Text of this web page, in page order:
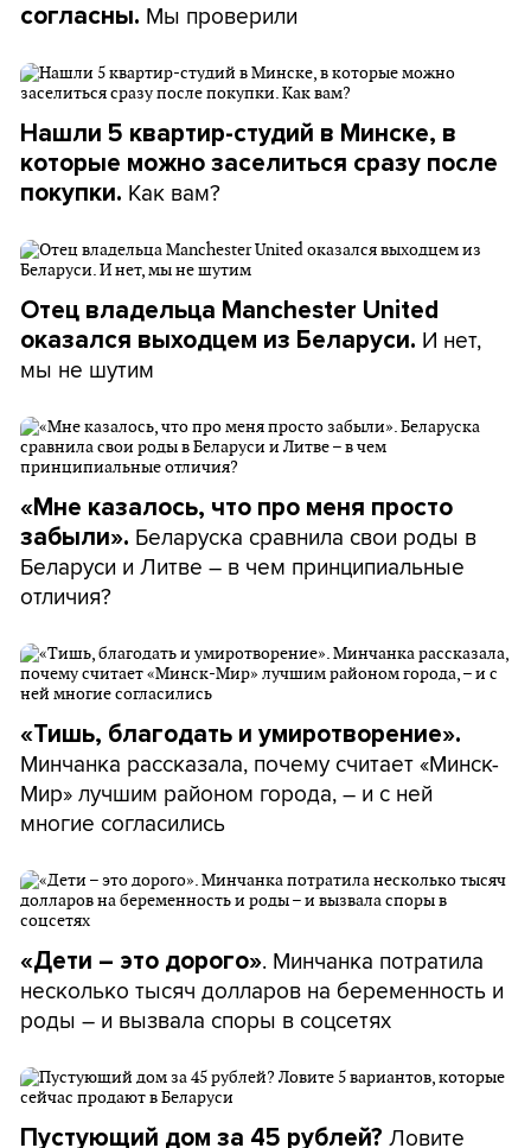
согласны. Мы проверили
Нашли 5 квартир-студий в Минске, в
которые можно заселиться сразу после
покупки. Как вам?
Отец владельца Manchester United
оказался выходцем из Беларуси. И нет,
мы не шутим
«Мне казалось, что про меня просто
забыли». Беларуска сравнила свои роды в
Беларуси и Литве – в чем принципиальные
отличия?
«Тишь, благодать и умиротворение».
Минчанка рассказала, почему считает «Минск-
Мир» лучшим районом города, – и с ней
многие согласились
«Дети – это дорого». Минчанка потратила
несколько тысяч долларов на беременность и
роды – и вызвала споры в соцсетях
Пустующий дом за 45 рублей? Ловите